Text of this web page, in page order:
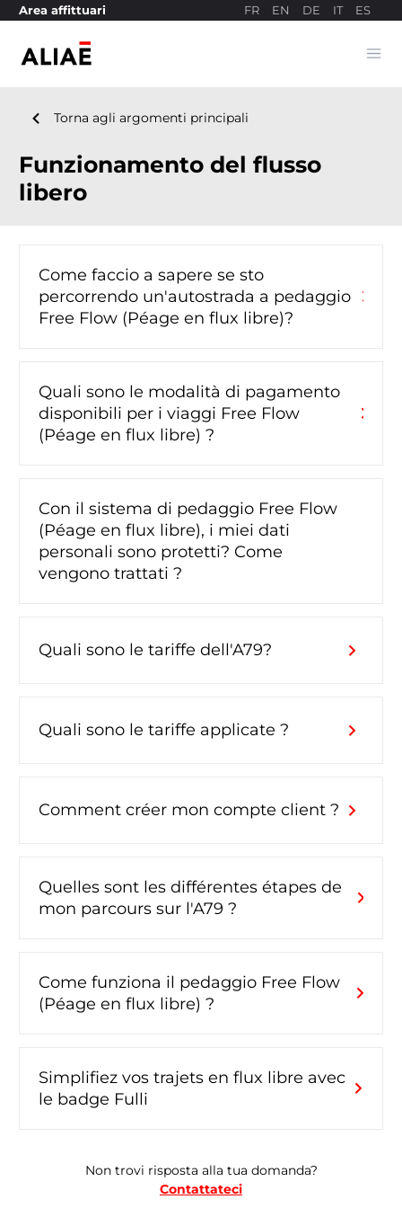
Area affittuari FR EN DE IT ES
Sito di pagamento
navigate_before Torna agli argomenti principali
Funzionamento del flusso
libero
Come faccio a sapere se sto
percorrendo un'autostrada a pedaggio
Free Flow (Péage en flux libre)?
chevron_right
Quali sono le modalità di pagamento
disponibili per i viaggi Free Flow
(Péage en flux libre) ?
chevron_right
Con il sistema di pedaggio Free Flow
(Péage en flux libre), i miei dati
personali sono protetti? Come
vengono trattati ?
Quali sono le tariffe dell'A79? chevron_right
Quali sono le tariffe applicate ? chevron_right
Comment créer mon compte client ? chevron_right
Quelles sont les différentes étapes de
mon parcours sur l'A79 ?
chevron_right
Come funziona il pedaggio Free Flow
(Péage en flux libre) ?
chevron_right
Simplifiez vos trajets en flux libre avec
le badge Fulli
chevron_right
Non trovi risposta alla tua domanda?
Contattateci